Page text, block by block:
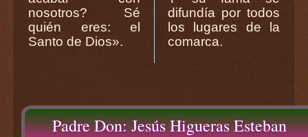
nosotros? Sé
quién eres: el
Santo de Dios».
difundía por todos
los lugares de la
comarca.
Padre Don: Jesús Higueras Esteban